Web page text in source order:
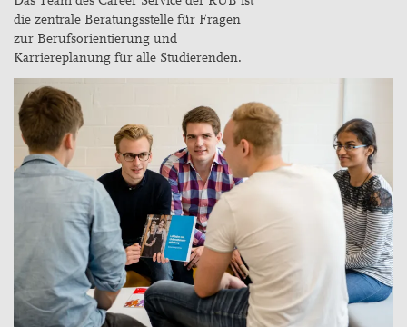
die zentrale Beratungsstelle für Fragen
zur Berufsorientierung und
Karriereplanung für alle Studierenden.